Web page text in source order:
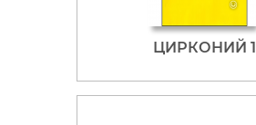
ЦИРКОНИЙ 1